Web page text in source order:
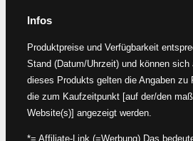
Infos
Produktpreise und Verfügbarkeit
Stand (Datum/Uhrzeit) und können sich
dieses Produkts gelten die Angaben zu
die zum Kaufzeitpunkt [auf der/den
Website(s)] angezeigt werden.
*= Affiliate-Link (=Werbung) Das